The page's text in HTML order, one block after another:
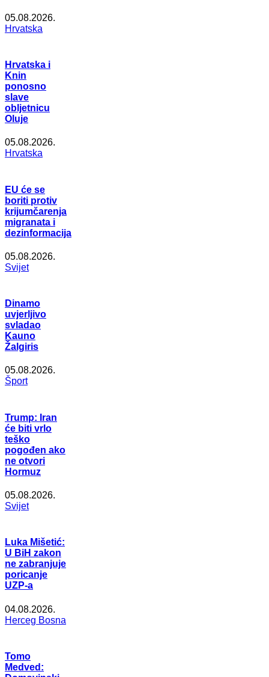
05.08.2026.
Hrvatska
Hrvatska i
Knin
ponosno
slave
obljetnicu
Oluje
05.08.2026.
Hrvatska
EU će se
boriti protiv
krijumčarenja
migranata i
dezinformacija
05.08.2026.
Svijet
Dinamo
uvjerljivo
svladao
Kauno
Žalgiris
05.08.2026.
Šport
Trump: Iran
će biti vrlo
teško
pogođen ako
ne otvori
Hormuz
05.08.2026.
Svijet
Luka Mišetić:
U BiH zakon
ne zabranjuje
poricanje
UZP-a
04.08.2026.
Herceg Bosna
Tomo
Medved: